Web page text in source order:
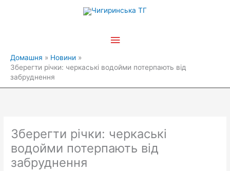
Головне
Домашня
Новини
Зберегти річки: черкаські водойми потерпають від
забруднення
Зберегти річки: черкаські
водойми потерпають від
забруднення